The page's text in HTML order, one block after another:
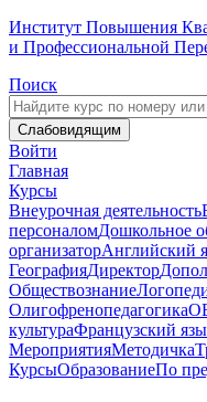
Институт Повышения
и Профессиональной
Поиск
Слабовидящим
Войти
Главная
Курсы
Внеурочная деятельность
персоналомДошкольное
организаторАнглийский
ГеографияДиректор
Обществознание
Олигофренопедагогика
культураФранцузский
МероприятияМетодичка
КурсыОбразованиеПо